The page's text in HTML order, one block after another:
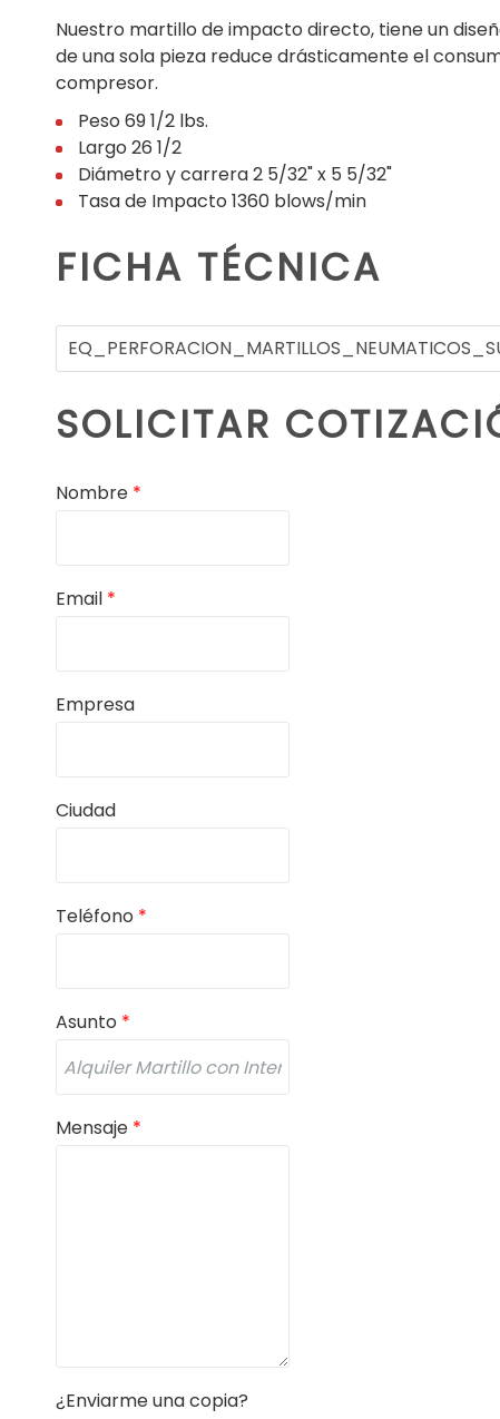
Nuestro martillo de impacto directo, tiene un
de una sola pieza reduce drásticamente el
compresor.
Peso 69 1/2 lbs.
Largo 26 1/2
Diámetro y carrera 2 5/32" x 5 5/32"
Tasa de Impacto 1360 blows/min
FICHA TÉCNICA
SOLICITAR
Nombre *
Email *
Empresa
Ciudad
Teléfono *
Asunto *
Mensaje *
¿Enviarme una copia?